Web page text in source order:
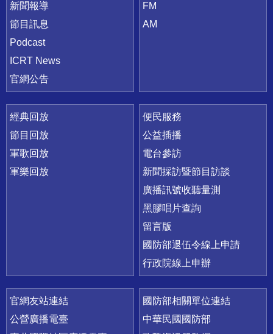
新聞報導
節目訊息
Podcast
ICRT News
官網公告
FM
AM
經典回放
節目回放
軍歌回放
軍樂回放
便民服務
公益插播
電台參訪
新聞採訪暨節目訪談
廣播訊號收聽量測
黑膠唱片查詢
留言版
國防部退伍令線上申請
行政院線上申辦
官網友站連結
公營廣播電臺
國防部相關單位連結
中華民國國防部